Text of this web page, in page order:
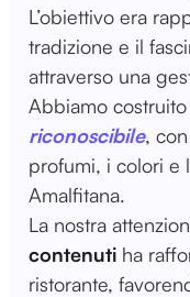
L’obiettivo era
tradizione e il
attraverso una
Abbiamo
riconoscibile, con
profumi, i colori e
Amalfitana.
La nostra
contenuti ha
ristorante,